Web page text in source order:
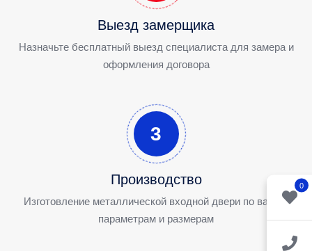
0
Выезд замерщика
Назначьте бесплатный выезд специалиста для замера и
оформления договора
3
Производство
Изготовление металлической входной двери по вашим
параметрам и размерам